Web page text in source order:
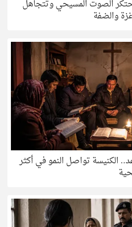
الصوت المسيحي وتتجاهل
والضفة
الكنيسة تواصل النمو في أكثر